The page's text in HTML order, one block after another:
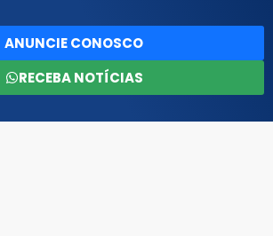
ANUNCIE CONOSCO
RECEBA NOTÍCIAS